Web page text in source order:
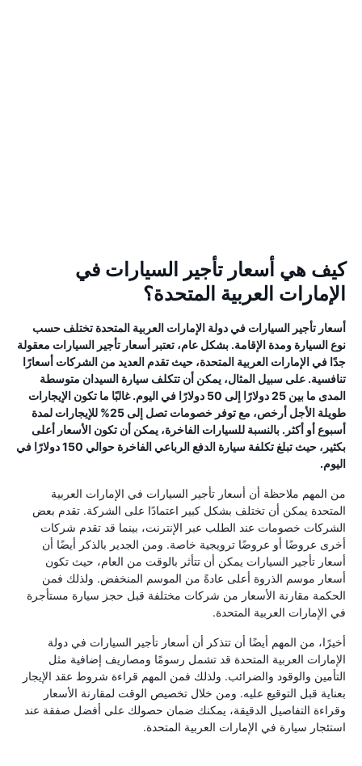
كيف هي أسعار تأجير السيارات في
الإمارات العربية المتحدة؟
أسعار تأجير السيارات في دولة الإمارات العربية المتحدة تختلف حسب
نوع السيارة ومدة الإقامة. بشكل عام، تعتبر أسعار تأجير السيارات معقولة
جدًا في الإمارات العربية المتحدة، حيث تقدم العديد من الشركات أسعارًا
تنافسية. على سبيل المثال، يمكن أن تتكلف سيارة السيدان متوسطة
المدى ما بين 25 دولارًا إلى 50 دولارًا في اليوم. غالبًا ما تكون الإيجارات
طويلة الأجل أرخص، مع توفر خصومات تصل إلى 25% للإيجارات لمدة
أسبوع أو أكثر. بالنسبة للسيارات الفاخرة، يمكن أن تكون الأسعار أعلى
بكثير، حيث تبلغ تكلفة سيارة الدفع الرباعي الفاخرة حوالي 150 دولارًا في
اليوم.
من المهم ملاحظة أن أسعار تأجير السيارات في الإمارات العربية
المتحدة يمكن أن تختلف بشكل كبير اعتمادًا على الشركة. تقدم بعض
الشركات خصومات عند الطلب عبر الإنترنت، بينما قد تقدم شركات
أخرى عروضًا أو عروضًا ترويجية خاصة. ومن الجدير بالذكر أيضًا أن
أسعار تأجير السيارات يمكن أن تتأثر بالوقت من العام، حيث تكون
أسعار موسم الذروة أعلى عادةً من الموسم المنخفض. ولذلك فمن
الحكمة مقارنة الأسعار من شركات مختلفة قبل حجز سيارة مستأجرة
في الإمارات العربية المتحدة.
أخيرًا، من المهم أيضًا أن تتذكر أن أسعار تأجير السيارات في دولة
الإمارات العربية المتحدة قد تشمل رسومًا ومصاريف إضافية مثل
التأمين والوقود والضرائب. ولذلك فمن المهم قراءة شروط عقد الإيجار
بعناية قبل التوقيع عليه. ومن خلال تخصيص الوقت لمقارنة الأسعار
وقراءة التفاصيل الدقيقة، يمكنك ضمان حصولك على أفضل صفقة عند
استئجار سيارة في الإمارات العربية المتحدة.